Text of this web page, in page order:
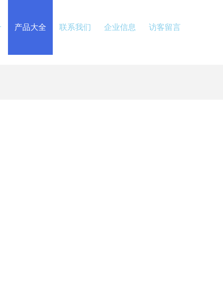
产品大全 联系我们 企业信息 访客留言